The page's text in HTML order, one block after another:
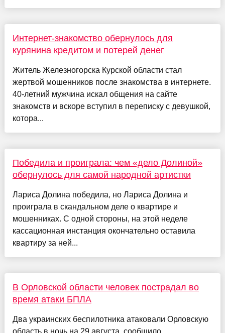
Интернет-знакомство обернулось для
курянина кредитом и потерей денег
Житель Железногорска Курской области стал
жертвой мошенников после знакомства в интернете.
40-летний мужчина искал общения на сайте
знакомств и вскоре вступил в переписку с девушкой,
котора...
Победила и проиграла: чем «дело Долиной»
обернулось для самой народной артистки
Лариса Долина победила, но Лариса Долина и
проиграла в скандальном деле о квартире и
мошенниках. С одной стороны, на этой неделе
кассационная инстанция окончательно оставила
квартиру за ней...
В Орловской области человек пострадал во
время атаки БПЛА
Два украинских беспилотника атаковали Орловскую